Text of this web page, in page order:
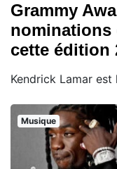
Grammy
nominations
cette édition
Kendrick Lamar
Musique